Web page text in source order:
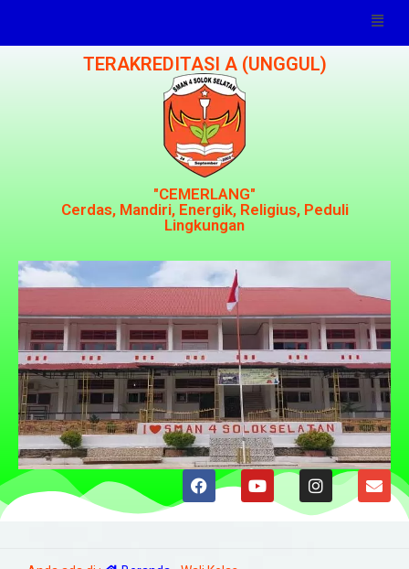
TERAKREDITASI A (UNGGUL)
"CEMERLANG"
Cerdas, Mandiri, Energik, Religius, Peduli
Lingkungan